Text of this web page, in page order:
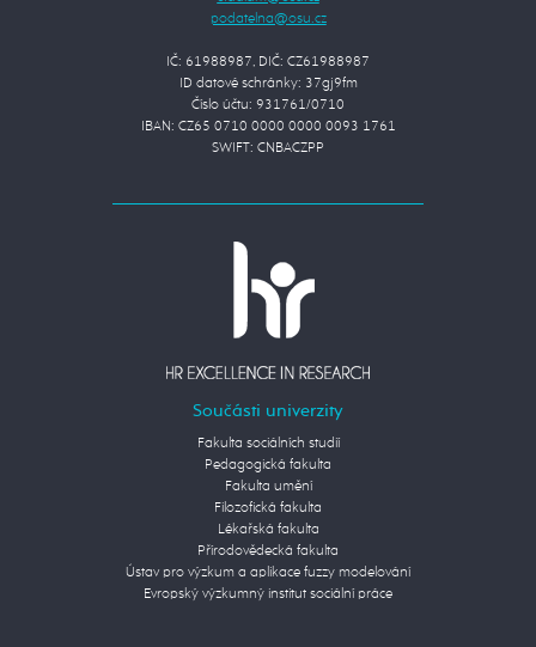
IČ: 61988987, DIČ: CZ61988987
ID datové schránky: 37gj9fm
Číslo účtu: 931761/0710
IBAN: CZ65 0710 0000 0000 0093 1761
SWIFT: CNBACZPP
Součásti univerzity
Fakulta sociálních studií
Pedagogická fakulta
Fakulta umění
Filozofická fakulta
Lékařská fakulta
Přírodovědecká fakulta
Ústav pro výzkum a aplikace fuzzy modelování
Evropský výzkumný institut sociální práce